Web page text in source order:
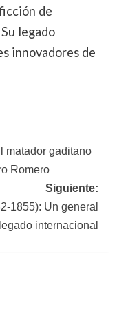
de
legado
innovadores de
matador gaditano
Romero
Siguiente:
1855): Un general
internacional